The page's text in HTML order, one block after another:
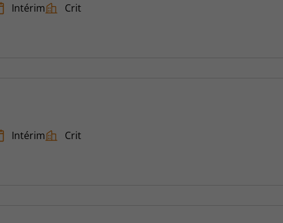
Intérim
Crit
Intérim
Crit